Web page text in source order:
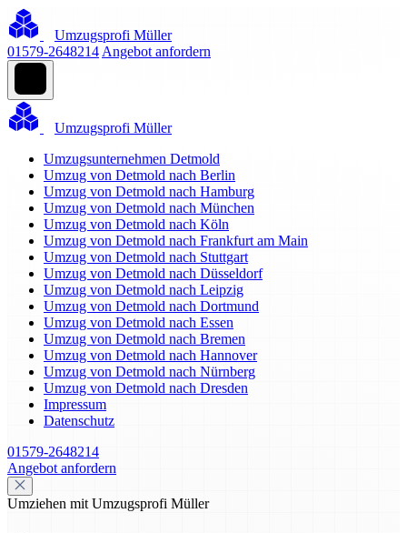
Umzugsprofi Müller
01579-2648214 Angebot anfordern
Umzugsprofi Müller
Umzugsunternehmen Detmold
Umzug von Detmold nach Berlin
Umzug von Detmold nach Hamburg
Umzug von Detmold nach München
Umzug von Detmold nach Köln
Umzug von Detmold nach Frankfurt am Main
Umzug von Detmold nach Stuttgart
Umzug von Detmold nach Düsseldorf
Umzug von Detmold nach Leipzig
Umzug von Detmold nach Dortmund
Umzug von Detmold nach Essen
Umzug von Detmold nach Bremen
Umzug von Detmold nach Hannover
Umzug von Detmold nach Nürnberg
Umzug von Detmold nach Dresden
Impressum
Datenschutz
01579-2648214
Angebot anfordern
Umziehen mit Umzugsprofi Müller